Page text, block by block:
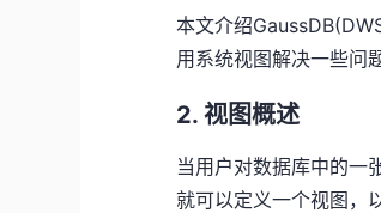
本文介绍
用系统视图解决一些问题
2. 视图概述
当用户对数据库中的一
就可以定义一个视图，